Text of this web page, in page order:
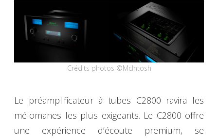
Crédits photos ©McIntosh
Le préamplificateur à tubes C2800 ravira les
mélomanes les plus exigeants. Le C2800 offre
une expérience d’écoute premium, se